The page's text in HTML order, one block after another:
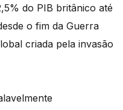
do PIB britânico até
o fim da Guerra
criada pela invasão